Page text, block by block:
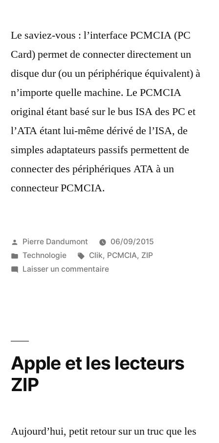
Le saviez-vous : l’interface PCMCIA (PC
Card) permet de connecter directement un
disque dur (ou un périphérique équivalent) à
n’importe quelle machine. Le PCMCIA
original étant basé sur le bus ISA des PC et
l’ATA étant lui-même dérivé de l’ISA, de
simples adaptateurs passifs permettent de
connecter des périphériques ATA à un
connecteur PCMCIA.
Publié
par
Pierre Dandumont
06/09/2015
Publié
dans
Technologie Étiquettes :
Clik, PCMCIA, ZIP
Laisser un commentairesur
et
Apple et les lecteurs
ZIP
Aujourd’hui, petit retour sur un truc que les